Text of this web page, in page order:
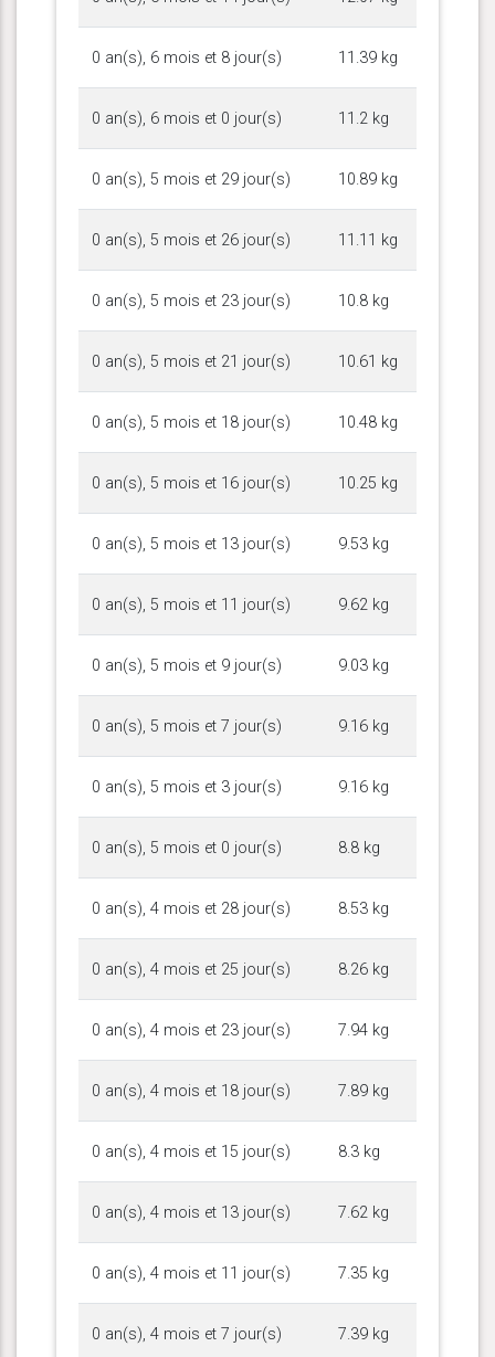
0 an(s), 6 mois et 8 jour(s) 11.39 kg
0 an(s), 6 mois et 0 jour(s) 11.2 kg
0 an(s), 5 mois et 29 jour(s) 10.89 kg
0 an(s), 5 mois et 26 jour(s) 11.11 kg
0 an(s), 5 mois et 23 jour(s) 10.8 kg
0 an(s), 5 mois et 21 jour(s) 10.61 kg
0 an(s), 5 mois et 18 jour(s) 10.48 kg
0 an(s), 5 mois et 16 jour(s) 10.25 kg
0 an(s), 5 mois et 13 jour(s) 9.53 kg
0 an(s), 5 mois et 11 jour(s) 9.62 kg
0 an(s), 5 mois et 9 jour(s) 9.03 kg
0 an(s), 5 mois et 7 jour(s) 9.16 kg
0 an(s), 5 mois et 3 jour(s) 9.16 kg
0 an(s), 5 mois et 0 jour(s) 8.8 kg
0 an(s), 4 mois et 28 jour(s) 8.53 kg
0 an(s), 4 mois et 25 jour(s) 8.26 kg
0 an(s), 4 mois et 23 jour(s) 7.94 kg
0 an(s), 4 mois et 18 jour(s) 7.89 kg
0 an(s), 4 mois et 15 jour(s) 8.3 kg
0 an(s), 4 mois et 13 jour(s) 7.62 kg
0 an(s), 4 mois et 11 jour(s) 7.35 kg
0 an(s), 4 mois et 7 jour(s) 7.39 kg